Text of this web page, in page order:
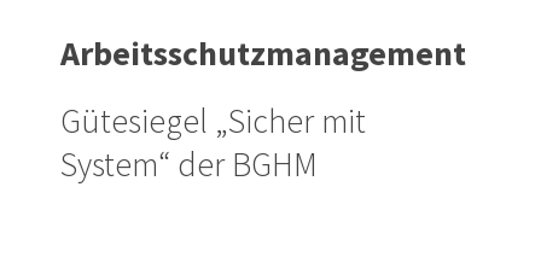
Arbeitsschutz­management
Gütesiegel „Sicher mit
System“ der BGHM